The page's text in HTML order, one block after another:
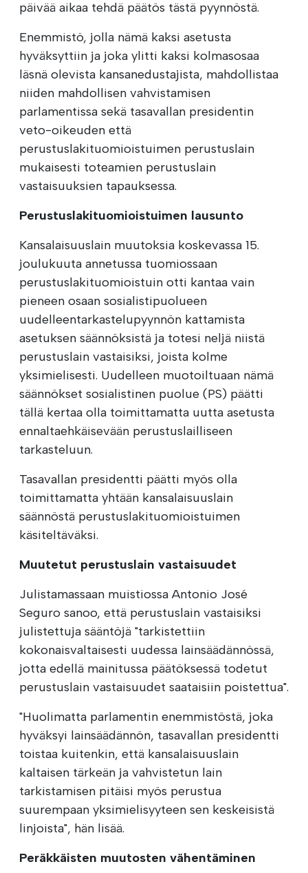
päivää aikaa tehdä päätös tästä pyynnöstä.
Enemmistö, jolla nämä kaksi asetusta
hyväksyttiin ja joka ylitti kaksi kolmasosaa
läsnä olevista kansanedustajista, mahdollistaa
niiden mahdollisen vahvistamisen
parlamentissa sekä tasavallan presidentin
veto-oikeuden että
perustuslakituomioistuimen perustuslain
mukaisesti toteamien perustuslain
vastaisuuksien tapauksessa.
Perustuslakituomioistuimen lausunto
Kansalaisuuslain muutoksia koskevassa 15.
joulukuuta annetussa tuomiossaan
perustuslakituomioistuin otti kantaa vain
pieneen osaan sosialistipuolueen
uudelleentarkastelupyynnön kattamista
asetuksen säännöksistä ja totesi neljä niistä
perustuslain vastaisiksi, joista kolme
yksimielisesti. Uudelleen muotoiltuaan nämä
säännökset sosialistinen puolue (PS) päätti
tällä kertaa olla toimittamatta uutta asetusta
ennaltaehkäisevään perustuslailliseen
tarkasteluun.
Tasavallan presidentti päätti myös olla
toimittamatta yhtään kansalaisuuslain
säännöstä perustuslakituomioistuimen
käsiteltäväksi.
Muutetut perustuslain vastaisuudet
Julistamassaan muistiossa Antonio José
Seguro sanoo, että perustuslain vastaisiksi
julistettuja sääntöjä "tarkistettiin
kokonaisvaltaisesti uudessa lainsäädännössä,
jotta edellä mainitussa päätöksessä todetut
perustuslain vastaisuudet saataisiin poistettua".
"Huolimatta parlamentin enemmistöstä, joka
hyväksyi lainsäädännön, tasavallan presidentti
toistaa kuitenkin, että kansalaisuuslain
kaltaisen tärkeän ja vahvistetun lain
tarkistamisen pitäisi myös perustua
suurempaan yksimielisyyteen sen keskeisistä
linjoista", hän lisää.
Peräkkäisten muutosten vähentäminen